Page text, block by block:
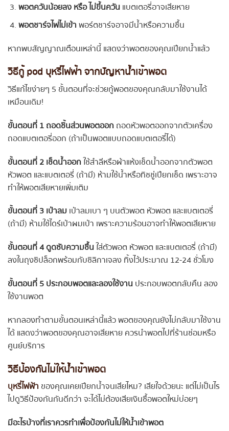
พอตควันน้อยลง หรือ ไม่ขึ้นควันแบตเตอรี่อาจเสียหาย
พอตชาร์จไฟไม่เข้าพอร์ตชาร์จอาจมีน้ำหรือความชื้น
หากพบสัญญาณเตือนเหล่านี้ แสดงว่าพอตของคุณเปียกน้ำแล้ว
วิธีกู้pod บุหรี่ไฟฟ้าจากปัญหาน้ำเข้าพอต
วิธีแก้ไขง่ายๆ 5 ขั้นตอนที่จะช่วยกู้พอตของคุณกลับมาใช้งานได้
เหมือนเดิม!
ขั้นตอนที่ 1 ถอดชิ้นส่วนพอตออกถอดหัวพอตออกจากตัวเครื่อง
ถอดแบตเตอรี่ออก (ถ้าเป็นพอตแบบถอดแบตเตอรี่ได้)
ขั้นตอนที่ 2 เช็ดน้ำออกใช้สำลีหรือผ้าแห้งเช็ดน้ำออกจากตัวพอต
หัวพอต และแบตเตอรี่ (ถ้ามี) ห้ามใช้น้ำหรือทิชชู่เปียกเช็ด เพราะอาจ
ทำให้พอตเสียหายเพิ่มเติม
ขั้นตอนที่ 3 เป่าลมเป่าลมเบา ๆ บนตัวพอต หัวพอต และแบตเตอรี่
(ถ้ามี) ห้ามใช้ไดร์เป่าผมเป่า เพราะความร้อนอาจทำให้พอตเสียหาย
ขั้นตอนที่ 4 ดูดซับความชื้นใส่ตัวพอต หัวพอต และแบตเตอรี่ (ถ้ามี)
ลงในถุงซิปล็อกพร้อมกับซิลิกาเจลง ทิ้งไว้ประมาณ 12-24 ชั่วโมง
ขั้นตอนที่ 5 ประกอบพอตและลองใช้งานประกอบพอตกลับคืน ลอง
ใช้งานพอต
หากลองทำตามขั้นตอนเหล่านี้แล้ว พอตของคุณยังไม่กลับมาใช้งาน
ได้ แสดงว่าพอตของคุณอาจเสียหาย ควรนำพอตไปที่ร้านซ่อมหรือ
ศูนย์บริการ
วิธีป้องกันไม่ให้น้ำเข้าพอต
บุหรี่ไฟฟ้า ของคุณเคยเปียกน้ำจนเสียไหม? เสียใจด้วยนะ แต่ไม่เป็นไร
ไปดูวิธีป้องกันกันดีกว่า จะได้ไม่ต้องเสียเงินซื้อพอตใหม่บ่อยๆ
มีอะไรบ้างที่เราควรทำเพื่อป้องกันไม่ให้น้ำเข้าพอต